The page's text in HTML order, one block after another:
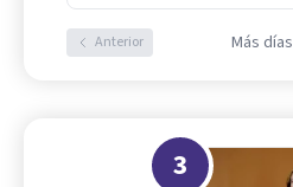
Anterior Más días
3